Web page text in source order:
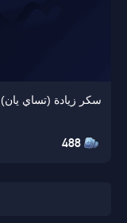
سكر زيادة (تساي يان)
488